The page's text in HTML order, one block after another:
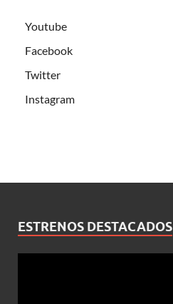
Youtube
Facebook
Twitter
Instagram
ESTRENOS DESTACADOS